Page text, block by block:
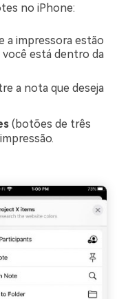
no iPhone:
a impressora estão
está dentro da
a nota que deseja
(botões de três